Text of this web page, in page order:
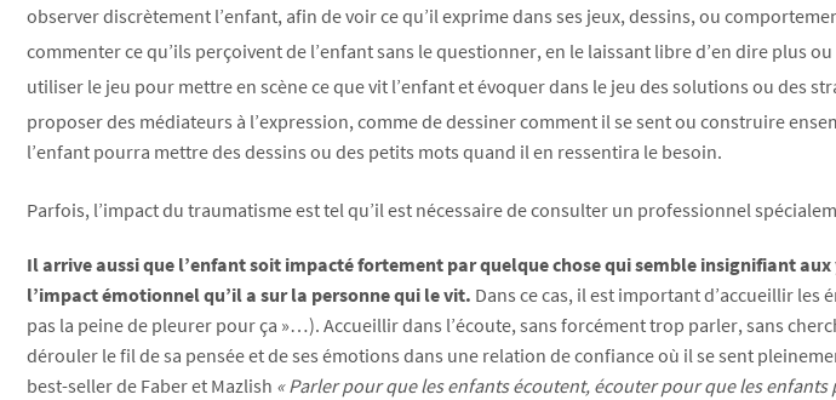
observer discrètement l’enfant, afin de voir ce qu’il exprime dans ses jeux, dessins, ou
commenter ce qu’ils perçoivent de l’enfant sans le questionner, en le laissant libre d’en dire plus
utiliser le jeu pour mettre en scène ce que vit l’enfant et évoquer dans le jeu des solutions ou des
proposer des médiateurs à l’expression, comme de dessiner comment il se sent ou construire
l’enfant pourra mettre des dessins ou des petits mots quand il en ressentira le besoin.
Parfois, l’impact du traumatisme est tel qu’il est nécessaire de consulter un professionnel
Il arrive aussi que l’enfant soit impacté fortement par quelque chose qui semble insignifiant
l’impact émotionnel qu’il a sur la personne qui le vit. Dans ce cas, il est important d’accueillir les
pas la peine de pleurer pour ça »…). Accueillir dans l’écoute, sans forcément trop parler, sans
dérouler le fil de sa pensée et de ses émotions dans une relation de confiance où il se sent
best-seller de Faber et Mazlish « Parler pour que les enfants écoutent, écouter pour que les enfants